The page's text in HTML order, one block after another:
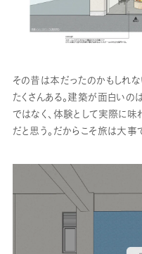
その昔は本だったのかもしれ
たくさんある。建築が面白い
ではなく、体験として実際に
だと思う。だからこそ旅は大事